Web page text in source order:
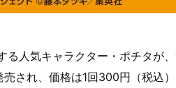
る人気キャラクター・ポチタが
され、価格は1回300円（税込